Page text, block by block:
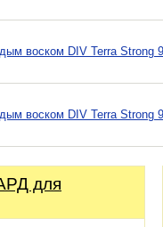
воском DIV Terra Strong
воском DIV Terra Strong
для